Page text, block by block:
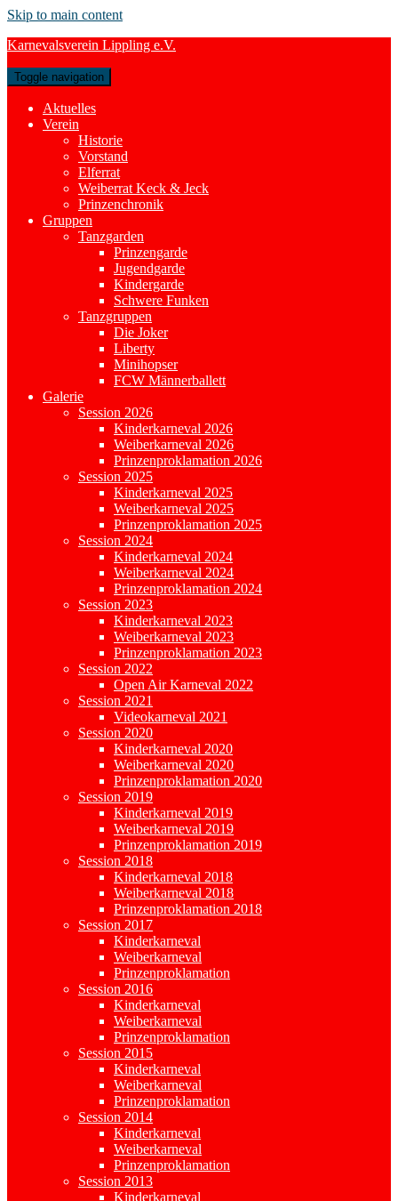
Skip to main content
Karnevalsverein Lippling e.V.
Toggle navigation
Aktuelles
Verein
Historie
Vorstand
Elferrat
Weiberrat Keck & Jeck
Prinzenchronik
Gruppen
Tanzgarden
Prinzengarde
Jugendgarde
Kindergarde
Schwere Funken
Tanzgruppen
Die Joker
Liberty
Minihopser
FCW Männerballett
Galerie
Session 2026
Kinderkarneval 2026
Weiberkarneval 2026
Prinzenproklamation 2026
Session 2025
Kinderkarneval 2025
Weiberkarneval 2025
Prinzenproklamation 2025
Session 2024
Kinderkarneval 2024
Weiberkarneval 2024
Prinzenproklamation 2024
Session 2023
Kinderkarneval 2023
Weiberkarneval 2023
Prinzenproklamation 2023
Session 2022
Open Air Karneval 2022
Session 2021
Videokarneval 2021
Session 2020
Kinderkarneval 2020
Weiberkarneval 2020
Prinzenproklamation 2020
Session 2019
Kinderkarneval 2019
Weiberkarneval 2019
Prinzenproklamation 2019
Session 2018
Kinderkarneval 2018
Weiberkarneval 2018
Prinzenproklamation 2018
Session 2017
Kinderkarneval
Weiberkarneval
Prinzenproklamation
Session 2016
Kinderkarneval
Weiberkarneval
Prinzenproklamation
Session 2015
Kinderkarneval
Weiberkarneval
Prinzenproklamation
Session 2014
Kinderkarneval
Weiberkarneval
Prinzenproklamation
Session 2013
Kinderkarneval